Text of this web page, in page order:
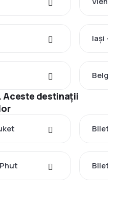
Iași -
Aceste destinații
Bilete
Bilete